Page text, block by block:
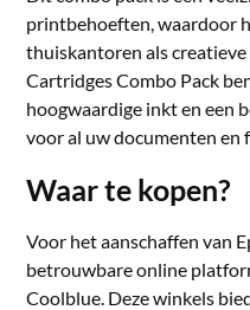
printbehoeften, waardoor
thuiskantoren als
Cartridges Combo Pack
hoogwaardige inkt en een
voor al uw documenten en
Waar te kopen?
Voor het aanschaffen van
betrouwbare online
Coolblue. Deze winkels